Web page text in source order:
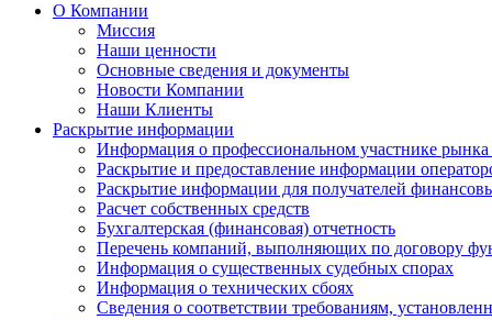
О Компании
Миссия
Наши ценности
Основные сведения и документы
Новости Компании
Наши Клиенты
Раскрытие информации
Информация о профессиональном участнике
Раскрытие и предоставление информации
Раскрытие информации для получателей
Расчет собственных средств
Бухгалтерская (финансовая) отчетность
Перечень компаний, выполняющих по договору
Информация о существенных судебных спорах
Информация о технических сбоях
Сведения о соответствии требованиям,